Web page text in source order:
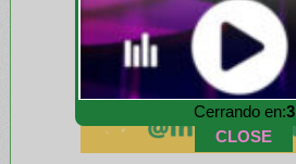
Cerrando en:1
CLOSE